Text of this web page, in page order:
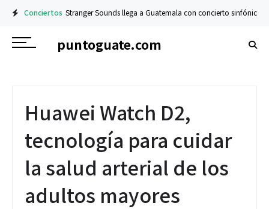
Conciertos Stranger Sounds llega a Guatemala con concierto sinfónico en
puntoguate.com
Huawei Watch D2,
tecnología para cuidar
la salud arterial de los
adultos mayores